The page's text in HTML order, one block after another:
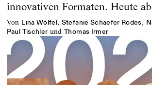
innovativen Formaten. Heute
von Lina Wölfel, Stefanie Schaefer Rodes,
Paul Tischler und Thomas Irmer